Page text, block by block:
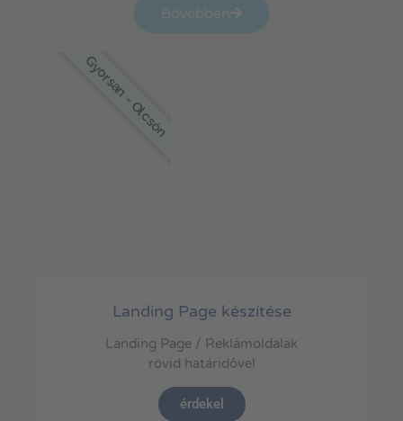
Bővebben
Landing Page készítése
Landing Page / Reklámoldalak
rövid határidővel
érdekel
Gyorsan - Olcsón